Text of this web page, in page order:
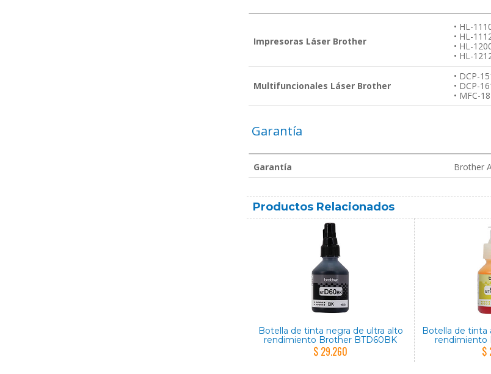
Impresoras Láser Brother
• HL-
• HL-
• HL-
• HL-
Multifuncionales Láser Brother
• DCP-
• DCP-
• MFC-
Garantía
Garantía Brother
Productos Relacionados
Botella de tinta negra de ultra alto
rendimiento Brother BTD60BK
$ 29.260
Botella de tinta
rendimiento
$